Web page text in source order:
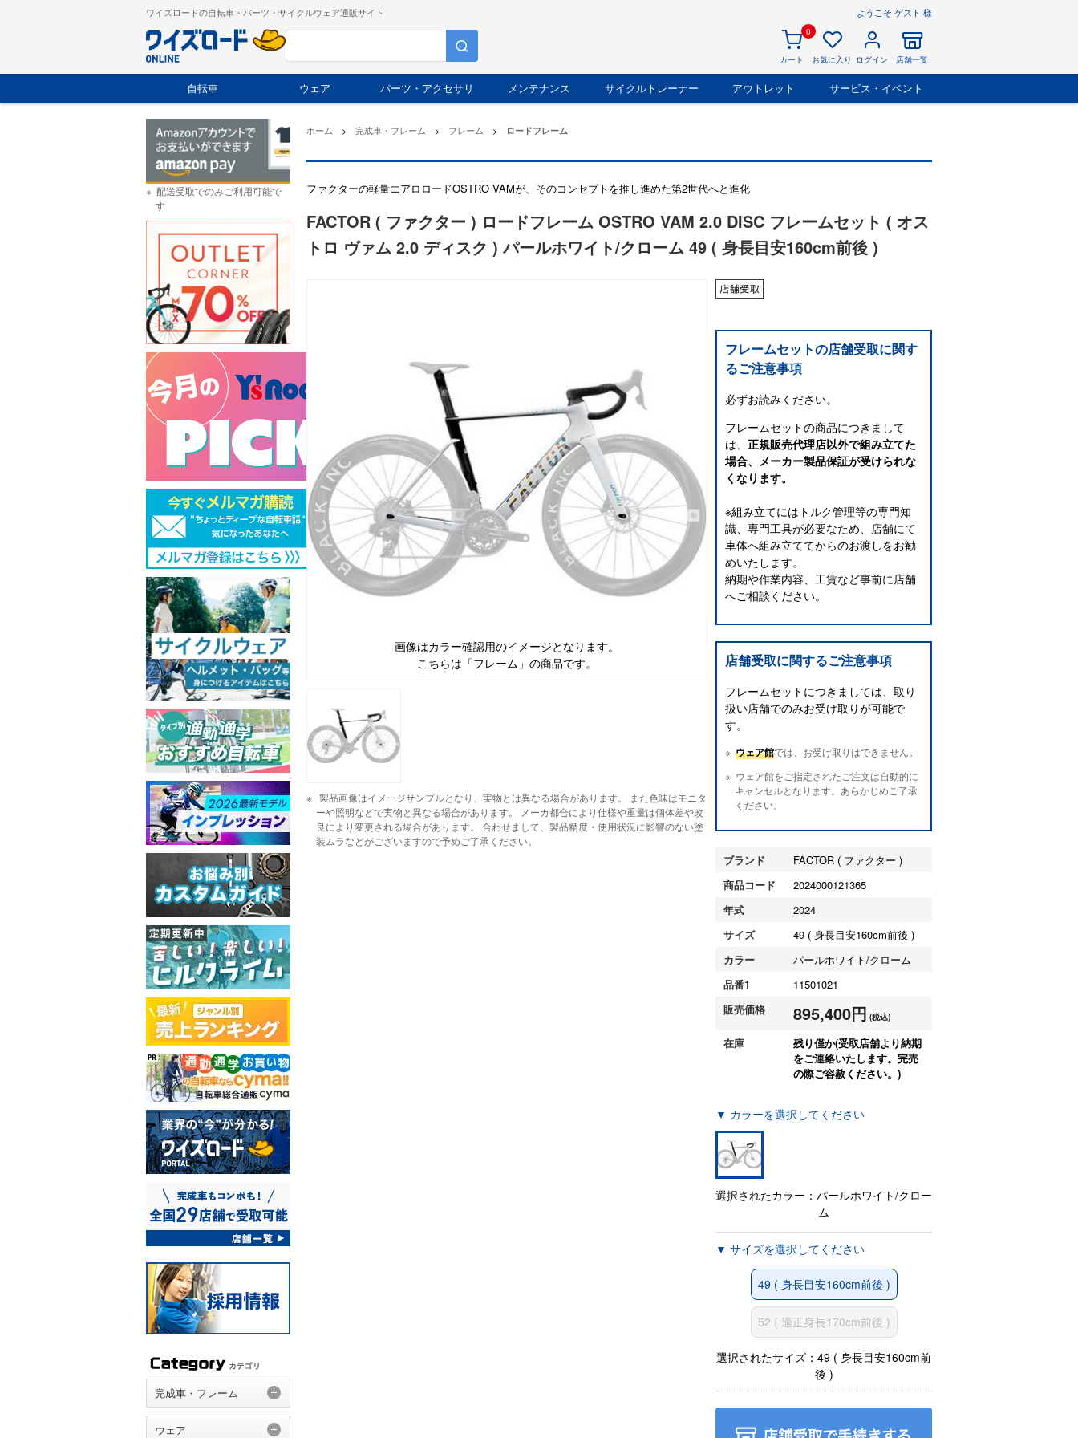
ワイズロードの自転車・パーツ・サイクルウェア通販サイト ようこそ ゲスト 様
0
カート お気に入り ログイン 店舗一覧
自転車 ウェア パーツ・アクセサリ メンテナンス サイクルトレーナー アウトレット サービス・イベント
ホーム > 完成車・フレーム > フレーム > ロードフレーム
ファクターの軽量エアロロードOSTRO VAMが、そのコンセプトを推し進めた第2世代へと進化
FACTOR ( ファクター ) ロードフレーム OSTRO VAM 2.0 DISC フレームセット ( オス
トロ ヴァム 2.0 ディスク ) パールホワイト/クローム 49 ( 身長目安160cm前後 )
画像はカラー確認用のイメージとなります。
こちらは「フレーム」の商品です。
製品画像はイメージサンプルとなり、実物とは異なる場合があります。 また色味はモニタ
ーや照明などで実物と異なる場合があります。 メーカ都合により仕様や重量は個体差や改
良により変更される場合があります。 合わせまして、製品精度・使用状況に影響のない塗
装ムラなどがございますので予めご了承ください。
フレームセットの店舗受取に関す
るご注意事項
必ずお読みください。
フレームセットの商品につきまして
は、 正規販売代理店以外で組み立てた
場合、メーカー製品保証が受けられな
くなります。
※組み立てにはトルク管理等の専門知
識、専門工具が必要なため、店舗にて
車体へ組み立ててからのお渡しをお勧
めいたします。
納期や作業内容、工賃など事前に店舗
へご相談ください。
店舗受取に関するご注意事項
フレームセットにつきましては、取り
扱い店舗でのみお受け取りが可能で
す。
ウェア館では、お受け取りはできません。
ウェア館をご指定されたご注文は自動的に
キャンセルとなります。あらかじめご了承
ください。
ブランド
FACTOR ( ファクター )
商品コード
2024000121365
年式
2024
サイズ
49 ( 身長目安160cm前後 )
カラー
パールホワイト/クローム
品番1
11501021
販売価格
895,400円 (税込)
在庫
残り僅か(受取店舗より納期
をご連絡いたします。完売
の際ご容赦ください。)
▼ カラーを選択してください
選択されたカラー：パールホワイト/クロー
ム
▼ サイズを選択してください
49 ( 身長目安160cm前後 )
52 ( 適正身長170cm前後 )
選択されたサイズ：49 ( 身長目安160cm前
後 )
配送受取でのみご利用可能で
す
完成車・フレーム
ウェア